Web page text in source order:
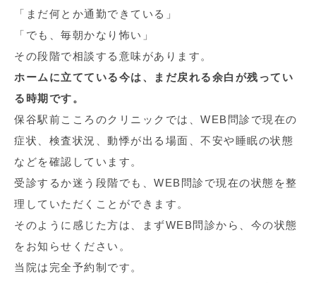
「まだ何とか通勤できている」
「でも、毎朝かなり怖い」
その段階で相談する意味があります。
ホームに立てている今は、まだ戻れる余白が残ってい
る時期です。
保谷駅前こころのクリニックでは、WEB問診で現在の
症状、検査状況、動悸が出る場面、不安や睡眠の状態
などを確認しています。
受診するか迷う段階でも、WEB問診で現在の状態を整
理していただくことができます。
そのように感じた方は、まずWEB問診から、今の状態
をお知らせください。
当院は完全予約制です。